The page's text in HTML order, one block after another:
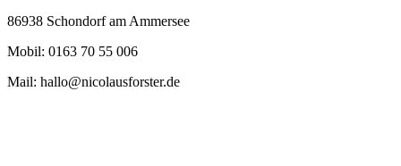
86938 Schondorf am Ammersee
Mobil: 0163 70 55 006
Mail: hallo@nicolausforster.de